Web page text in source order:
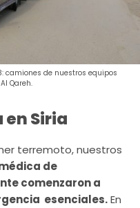
camiones de nuestros equipos
Qareh.
Siria
terremoto, nuestros
de
comenzaron a
esenciales.En